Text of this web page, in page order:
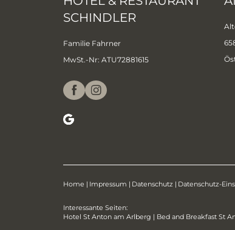
SCHINDLER
Familie Fahrner
MwSt.-Nr: ATU72881615
Home | Impressum | Datenschutz | Datenschutz-
Interessante Seiten:
Hotel St Anton am Arlberg | Bed and Breakfast St